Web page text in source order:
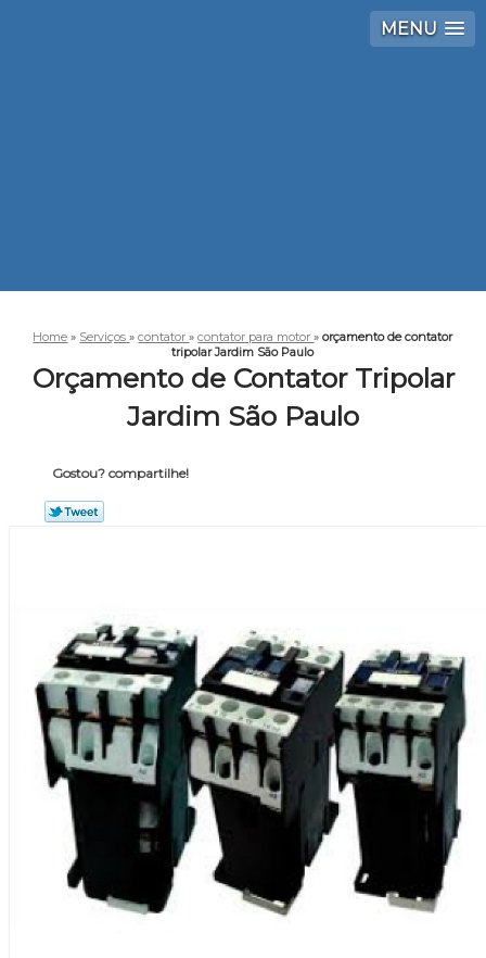
MENU
Home » Serviços»contator»contator para motor»orçamento de contator
tripolar Jardim São Paulo
Orçamento de Contator Tripolar
Jardim São Paulo
Gostou? compartilhe!